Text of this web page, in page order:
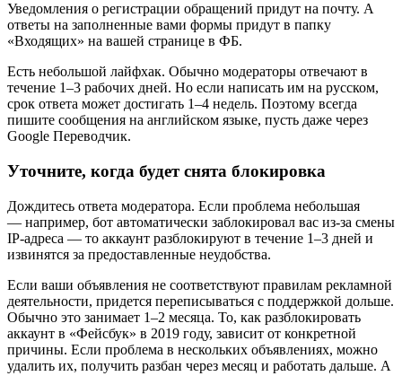
Уведомления о регистрации обращений придут на почту. А
ответы на заполненные вами формы придут в папку
«Входящих» на вашей странице в ФБ.
Есть небольшой лайфхак. Обычно модераторы отвечают в
течение 1–3 рабочих дней. Но если написать им на русском,
срок ответа может достигать 1–4 недель. Поэтому всегда
пишите сообщения на английском языке, пусть даже через
Google Переводчик.
Уточните, когда будет снята блокировка
Дождитесь ответа модератора. Если проблема небольшая
— например, бот автоматически заблокировал вас из-за смены
IP-адреса — то аккаунт разблокируют в течение 1–3 дней и
извинятся за предоставленные неудобства.
Если ваши объявления не соответствуют правилам рекламной
деятельности, придется переписываться с поддержкой дольше.
Обычно это занимает 1–2 месяца. То, как разблокировать
аккаунт в «Фейсбук» в 2019 году, зависит от конкретной
причины. Если проблема в нескольких объявлениях, можно
удалить их, получить разбан через месяц и работать дальше. А